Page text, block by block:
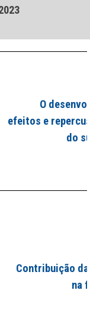
O
efeitos e
do
Contribuição
na